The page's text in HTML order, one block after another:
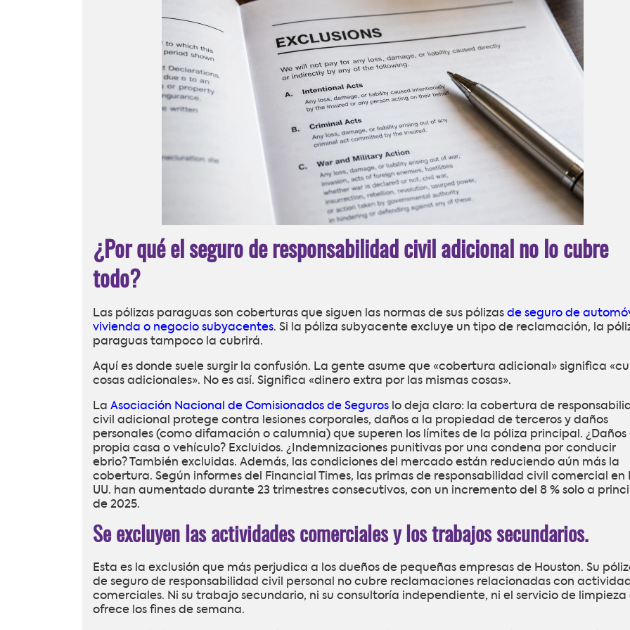
¿Por qué el seguro de responsabilidad civil adicional no lo cubre
todo?
Las pólizas paraguas son coberturas que siguen las normas de sus pólizas de seguro de
vivienda o negocio subyacentes. Si la póliza subyacente excluye un tipo de reclamación, la
paraguas tampoco la cubrirá.
Aquí es donde suele surgir la confusión. La gente asume que «cobertura adicional» significa
cosas adicionales». No es así. Significa «dinero extra por las mismas cosas».
La Asociación Nacional de Comisionados de Seguros lo deja claro: la cobertura de
civil adicional protege contra lesiones corporales, daños a la propiedad de terceros y daños
personales (como difamación o calumnia) que superen los límites de la póliza principal. ¿Daños
propia casa o vehículo? Excluidos. ¿Indemnizaciones punitivas por una condena por conducir
ebrio? También excluidas. Además, las condiciones del mercado están reduciendo aún más la
cobertura. Según informes del Financial Times, las primas de responsabilidad civil comercial en
UU. han aumentado durante 23 trimestres consecutivos, con un incremento del 8 % solo a
de 2025.
Se excluyen las actividades comerciales y los trabajos secundarios.
Esta es la exclusión que más perjudica a los dueños de pequeñas empresas de Houston. Su
de seguro de responsabilidad civil personal no cubre reclamaciones relacionadas con
comerciales. Ni su trabajo secundario, ni su consultoría independiente, ni el servicio de limpieza
ofrece los fines de semana.